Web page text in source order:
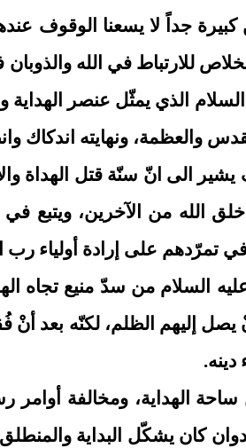
كبيرة جداً لا يسعنا الوقوف
للارتباط في الله
الذي يمثّل عنصر الهداية
والعظمة، ونهايته اندكاك
الى انّ سنّة قتل الهداة
الله من الآخرين،
في تمرّدهم على إرادة أولياء
السلام من سدّ منيع تجاه
يصل إليهم الظلم، لكنّه بعد
ساحة الهداية، ومخالفة
كان يشكّل البداية